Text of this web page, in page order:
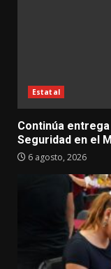
Estatal
Continúa
Seguridad en el
6 agosto, 2026